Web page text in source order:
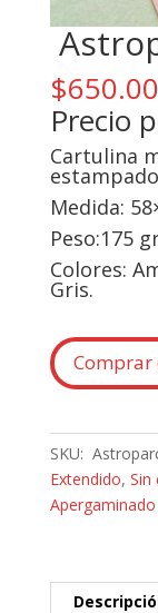
$650.00
Precio
Cartulina
Medida:
Peso:175
Colores:
Gris.
SKU:
Extendido, Sin
Apergaminado